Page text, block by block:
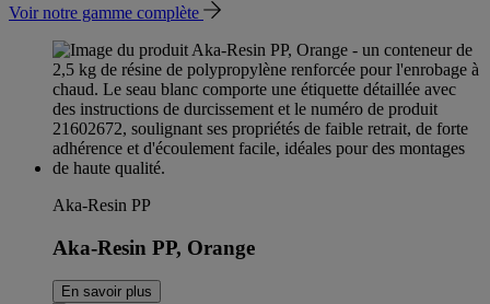
Voir notre gamme complète
Aka-Resin PP
Aka-Resin PP, Orange
En savoir plus